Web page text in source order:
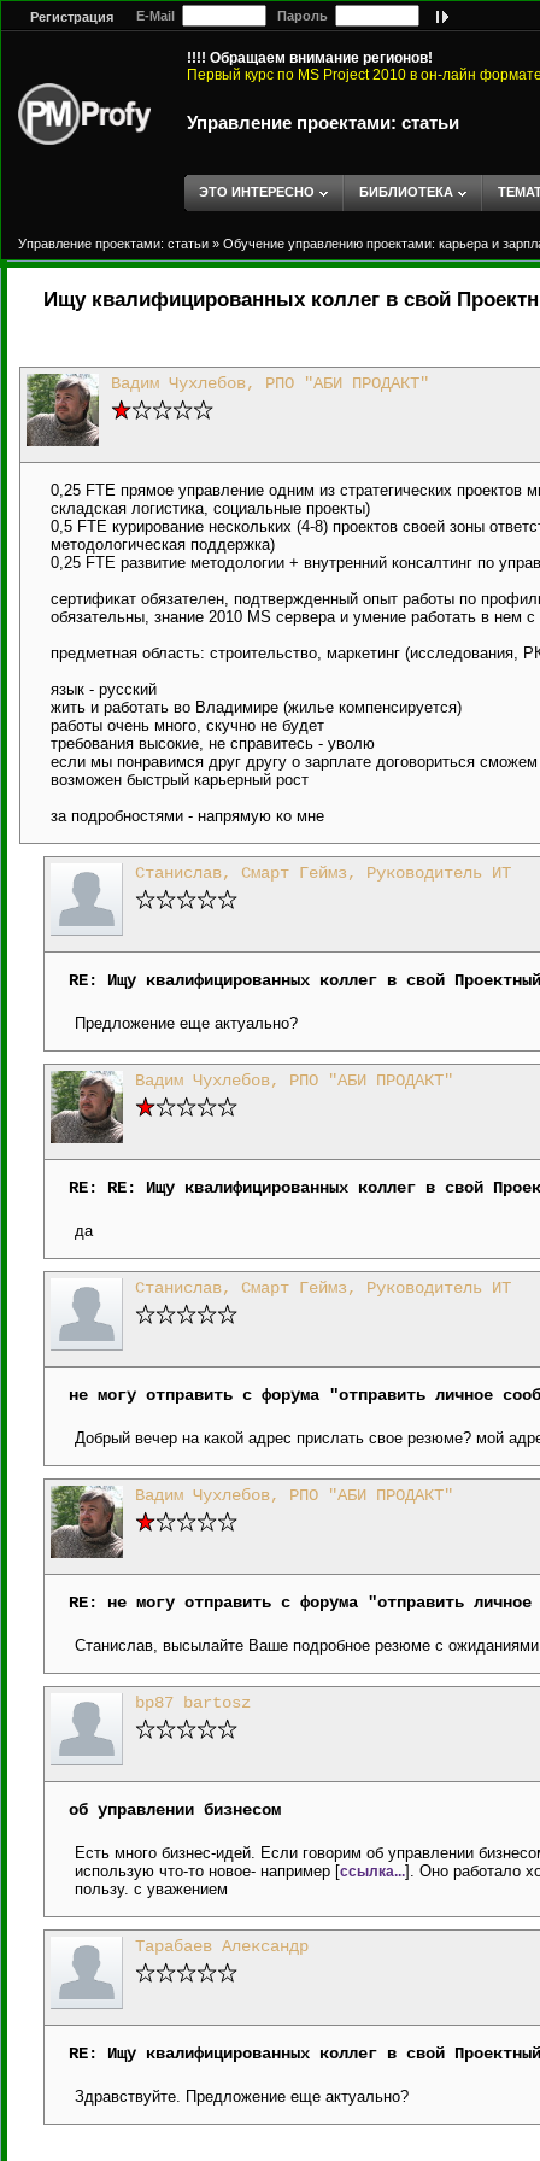
Регистрация E-Mail Пароль
!!!! Обращаем внимание регионов!
Первый курс по MS Project 2010 в он-лайн
Управление проектами: статьи
ЭТО ИНТЕРЕСНО БИБЛИОТЕКА
Управление проектами: статьи » Обучение управлению проектами: карьера и
Ищу квалифицированных коллег в свой
Вадим Чухлебов, РПО "АБИ ПРОДАКТ"
0,25 FTE прямое управление одним из стратегических проектов
складская логистика, социальные проекты)
0,5 FTE курирование нескольких (4-8) проектов своей зоны
методологическая поддержка)
0,25 FTE развитие методологии + внутренний консалтинг по
сертификат обязателен, подтвержденный опыт работы по
обязательны, знание 2010 MS сервера и умение работать в нем
предметная область: строительство, маркетинг (исследования,
язык - русский
жить и работать во Владимире (жилье компенсируется)
работы очень много, скучно не будет
требования высокие, не справитесь - уволю
если мы понравимся друг другу о зарплате договориться сможем
возможен быстрый карьерный рост
за подробностями - напрямую ко мне
Станислав, Смарт Геймз, Руководитель ИТ
RE: Ищу квалифицированных коллег в свой
Предложение еще актуально?
Вадим Чухлебов, РПО "АБИ ПРОДАКТ"
RE: RE: Ищу квалифицированных коллег в свой
да
Станислав, Смарт Геймз, Руководитель ИТ
не могу отправить с форума "отправить личное
Добрый вечер на какой адрес прислать свое резюме? мой
Вадим Чухлебов, РПО "АБИ ПРОДАКТ"
RE: не могу отправить с форума "отправить личное
Станислав, высылайте Ваше подробное резюме с ожиданиями
bp87 bartosz
об управлении бизнесом
Есть много бизнес-идей. Если говорим об управлении
использую что-то новое- например [ссылка...]. Оно работало
пользу. с уважением
Тарабаев Александр
RE: Ищу квалифицированных коллег в свой
Здравствуйте. Предложение еще актуально?